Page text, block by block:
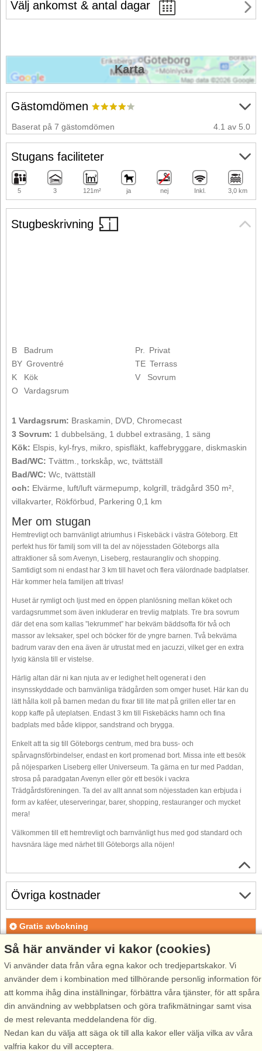
Välj ankomst & antal dagar
Stugbeskrivning
B
Badrum
BY Groventré
K
Kök
O
Vardagsrum
Pr.
Privat
TE Terrass
V
Sovrum
1 Vardagsrum: Braskamin, DVD, Chromecast
3 Sovrum: 1 dubbelsäng, 1 dubbel extrasäng, 1 säng
Kök: Elspis, kyl-frys, mikro, spisfläkt, kaffebryggare, diskmaskin
Bad/WC: Tvättm., torkskåp, wc, tvättställ
Bad/WC: Wc, tvättställ
och: Elvärme, luft/luft värmepump, kolgrill, trädgård 350 m²,
villakvarter, Rökförbud, Parkering 0,1 km
Mer om stugan
Hemtrevligt och barnvänligt atriumhus i Fiskebäck i västra Göteborg. Ett
perfekt hus för familj som vill ta del av nöjesstaden Göteborgs alla
attraktioner så som Avenyn, Liseberg, restaurangliv och shopping.
Samtidigt som ni endast har 3 km till havet och flera välordnade badplatser.
Här kommer hela familjen att trivas!
Huset är rymligt och ljust med en öppen planlösning mellan köket och
vardagsrummet som även inkluderar en trevlig matplats. Tre bra sovrum
där det ena som kallas ”lekrummet” har bekväm bäddsoffa för två och
massor av leksaker, spel och böcker för de yngre barnen. Två bekväma
badrum varav den ena även är utrustat med en jacuzzi, vilket ger en extra
lyxig känsla till er vistelse.
Härlig altan där ni kan njuta av er ledighet helt ogenerat i den
insynsskyddade och barnvänliga trädgården som omger huset. Här kan du
lätt hålla koll på barnen medan du fixar till lite mat på grillen eller tar en
kopp kaffe på uteplatsen. Endast 3 km till Fiskebäcks hamn och fina
badplats med både klippor, sandstrand och brygga.
Enkelt att ta sig till Göteborgs centrum, med bra buss- och
spårvagnsförbindelser, endast en kort promenad bort. Missa inte ett besök
på nöjesparken Liseberg eller Universeum. Ta gärna en tur med Paddan,
strosa på paradgatan Avenyn eller gör ett besök i vackra
Trädgårdsföreningen. Ta del av allt annat som nöjesstaden kan erbjuda i
form av kaféer, uteserveringar, barer, shopping, restauranger och mycket
mera!
Välkommen till ett hemtrevligt och barnvänligt hus med god standard och
havsnära läge med närhet till Göteborgs alla nöjen!
Om området
Gästomdömen
Baserat på 7 gästomdömen 4.1 av 5.0
Stugans faciliteter
5 3 121m² ja nej Inkl. 3,0 km
Övriga kostnader
Gratis avbokning
ankomster under perioden 25/7-2026 till 1/1-2027
Gratis avbokning fram till 35 dagar före ankomst. Gäller för
ankomster under perioden 2/1-2027 till 7/1-2028
Se villkor här
Karta
Så här använder vi kakor (cookies)
Vi använder data från våra egna kakor och tredjepartskakor. Vi
använder dem i kombination med tillhörande personlig information för
att komma ihåg dina inställningar, förbättra våra tjänster, för att spåra
din användning av webbplatsen och göra trafikmätningar samt visa
de mest relevanta meddelandena för dig.
Nedan kan du välja att säga ok till alla kakor eller välja vilka av våra
valfria kakor du vill acceptera.